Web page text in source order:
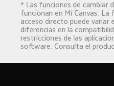
* Las funciones de cambiar
funcionan en Mi Canvas. La
acceso directo puede variar
diferencias en la
restricciones de las
software. Consulta el